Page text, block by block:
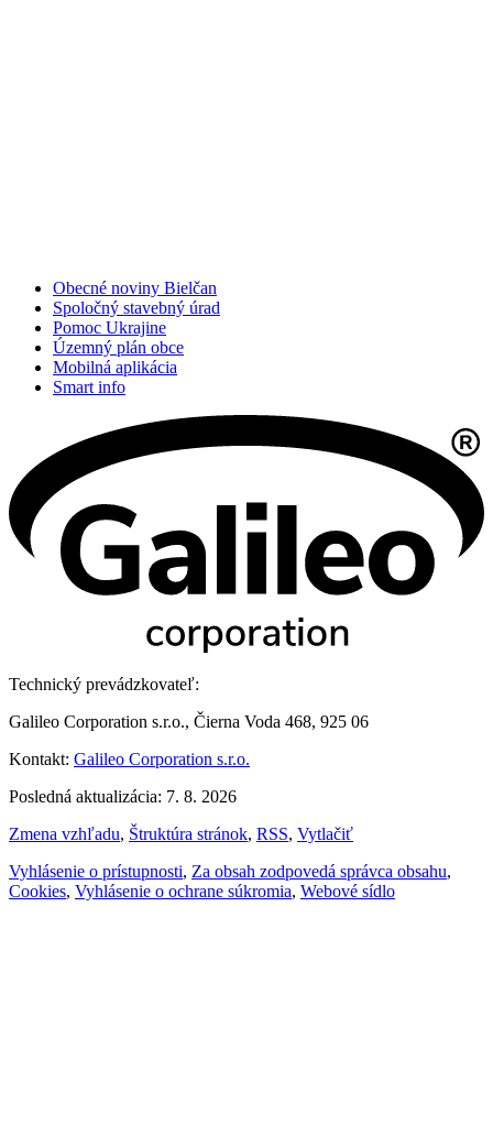
Obecné noviny Bielčan
Spoločný stavebný úrad
Pomoc Ukrajine
Územný plán obce
Mobilná aplikácia
Smart info
Technický prevádzkovateľ:
Galileo Corporation s.r.o., Čierna Voda 468, 925 06
Kontakt: Galileo Corporation s.r.o.
Posledná aktualizácia: 7. 8. 2026
Zmena vzhľadu, Štruktúra stránok, RSS, Vytlačiť
Vyhlásenie o prístupnosti, Za obsah zodpovedá správca obsahu,
Cookies, Vyhlásenie o ochrane súkromia, Webové sídlo